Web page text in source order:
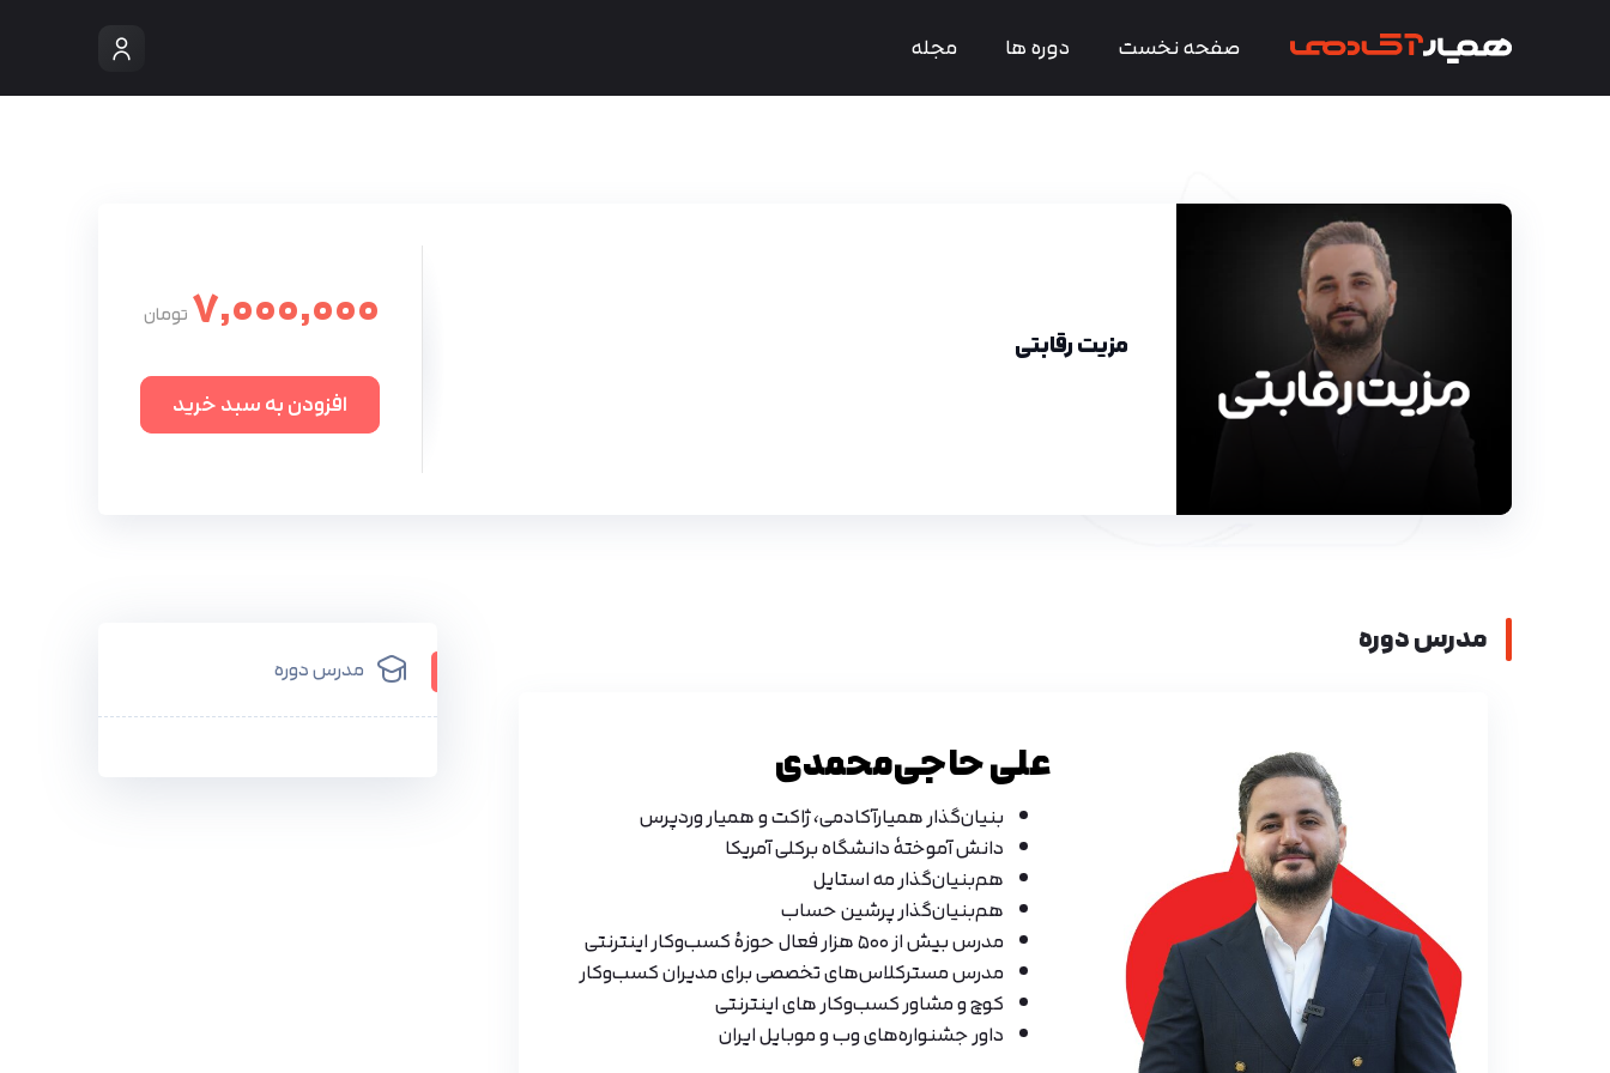
صفحه نخست دوره ها مجله
مزیت رقابتی
7,000,000
افزودن به سبد خرید
مدرس دوره
علی حاجی‌محمدی
بنیان‌گذار همیارآکادمی، ژاکت و همیار وردپرس
دانش آموختهٔ دانشگاه برکلی آمریکا
هم‌بنیان‌گذار مه استایل
هم‌بنیان‌گذار پرشین حساب
مدرس بیش از ۵۰۰ هزار فعال حوزهٔ کسب‌وکار اینترنتی
مدرس مسترکلاس‌های تخصصی برای مدیران کسب‌وکار
کوچ و مشاور کسب‌وکار های اینترنتی
داور جشنواره‌های وب و موبایل ایران
مدرس دوره